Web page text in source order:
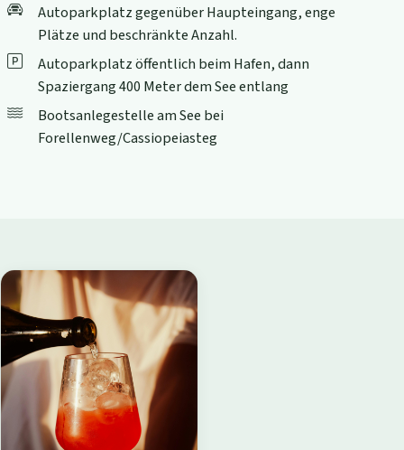
Autoparkplatz gegenüber Haupteingang, enge
Plätze und beschränkte Anzahl.
Autoparkplatz öffentlich beim Hafen, dann
Spaziergang 400 Meter dem See entlang
Bootsanlegestelle am See bei
Forellenweg/Cassiopeiasteg